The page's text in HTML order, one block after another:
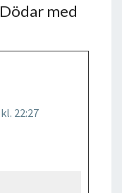
Dödar med
22:27